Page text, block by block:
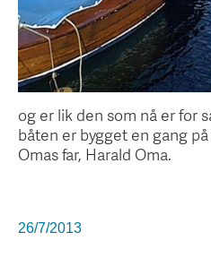
og er lik den som nå er for
båten er bygget en gang
Omas far, Harald Oma.
26/7/2013